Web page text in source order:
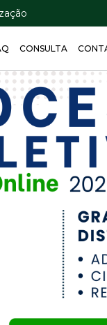
CONSULTA